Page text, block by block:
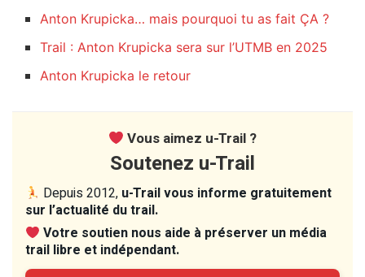
Anton Krupicka… mais pourquoi tu as fait ÇA ?
Trail : Anton Krupicka sera sur l’UTMB en 2025
Anton Krupicka le retour
Vous aimez u-Trail ?
Soutenez u-Trail
Depuis 2012, u-Trail vous informe gratuitement
sur l’actualité du trail.
Votre soutien nous aide à préserver un média
trail libre et indépendant.